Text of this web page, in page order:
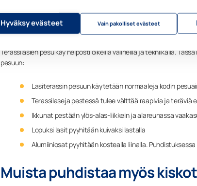
Hyväksy evästeet Vain pakolliset evästeet
Terassilasien pesu käy helposti oikeilla välineillä ja tekniikalla.
pesuun:
Lasiterassin pesuun käytetään normaaleja kodin
Terassilaseja pestessä tulee välttää raapivia ja teräviä
Ikkunat pestään ylös-alas-liikkein ja alareunassa
Lopuksi lasit pyyhitään kuivaksi lastalla
Alumiiniosat pyyhitään kostealla liinalla.
Muista puhdistaa myös kiskot